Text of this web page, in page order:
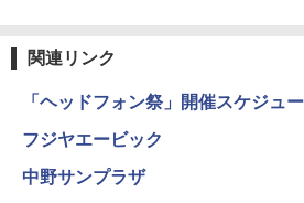
関連リンク
「ヘッドフォン祭」開催スケジュ
フジヤエービック
中野サンプラザ